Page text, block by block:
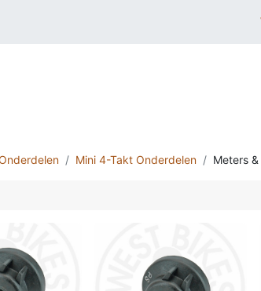
Mini 4-Takt Onderdelen Meters